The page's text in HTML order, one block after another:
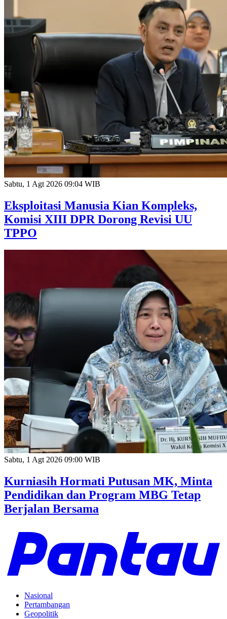
Sabtu, 1 Agt 2026 09:04 WIB
Eksploitasi Manusia Kian Kompleks,
Komisi XIII DPR Dorong Revisi UU
TPPO
Sabtu, 1 Agt 2026 09:00 WIB
Kurniasih Hormati Putusan MK, Minta
Pendidikan dan Program MBG Tetap
Berjalan Bersama
Nasional
Pertambangan
Geopolitik